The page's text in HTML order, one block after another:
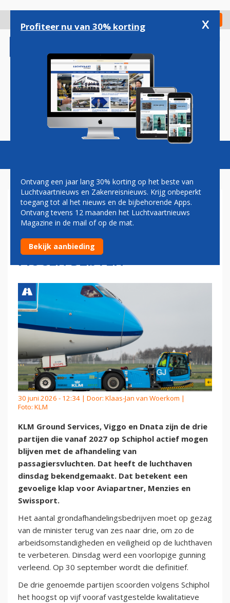
gaan
Check in
Magazine Podcasts Vacatures
SCHIPHOL SCHEPT
DUIDELIJKHEID: ALLEEN
KLM, VIGGO EN DNATA
MOGEN BLIJVEN
30 juni 2026 - 12:34 | Door: Klaas-Jan van Woerkom |
Foto: KLM
KLM Ground Services, Viggo en Dnata zijn de drie
partijen die vanaf 2027 op Schiphol actief mogen
blijven met de afhandeling van
passagiersvluchten. Dat heeft de luchthaven
dinsdag bekendgemaakt. Dat betekent een
gevoelige klap voor Aviapartner, Menzies en
Swissport.
Het aantal grondafhandelingsbedrijven moet op gezag
van de minister terug van zes naar drie, om zo de
arbeidsomstandigheden en veiligheid op de luchthaven
te verbeteren. Dinsdag werd een voorlopige gunning
verleend. Op 30 september wordt die definitief.
De drie genoemde partijen scoorden volgens Schiphol
het hoogst op vijf vooraf vastgestelde kwalitatieve
Profiteer nu van 30% korting x
Ontvang een jaar lang 30% korting op het beste van
Luchtvaartnieuws en Zakenreisnieuws. Krijg onbeperkt
toegang tot al het nieuws en de bijbehorende Apps.
Ontvang tevens 12 maanden het Luchtvaartnieuws
Magazine in de mail of op de mat.
Bekijk aanbieding